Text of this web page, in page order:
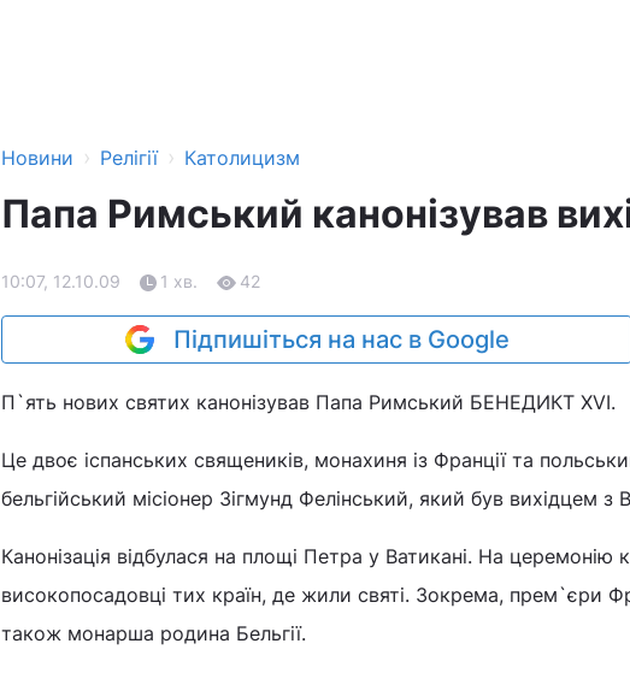
Новини › Релігії › Католицизм
Папа Римський канонізував
10:07, 12.10.09 1 хв. 42
Підпишіться на нас в Google
П`ять нових святих канонізував Папа Римський БЕНЕДИКТ XVI.
Це двоє іспанських священиків, монахиня із Франції та
бельгійський місіонер Зігмунд Фелінський, який був вихідцем з
Канонізація відбулася на площі Петра у Ватикані. На церемонію
високопосадовці тих країн, де жили святі. Зокрема, прем`єри
також монарша родина Бельгії.